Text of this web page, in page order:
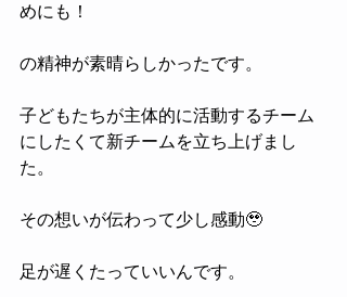
めにも！
の精神が素晴らしかったです。
子どもたちが主体的に活動するチーム
にしたくて新チームを立ち上げまし
た。
その想いが伝わって少し感動🥹
足が遅くたっていいんです。